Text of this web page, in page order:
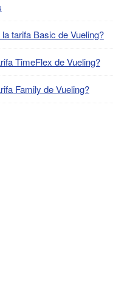
tarifa Basic de Vueling?
TimeFlex de Vueling?
Family de Vueling?